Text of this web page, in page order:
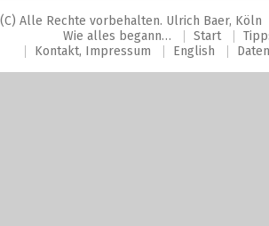
(C) Alle Rechte vorbehalten. Ulrich Baer, Köln
Wie alles begann…
Start
Kontakt, Impressum
English